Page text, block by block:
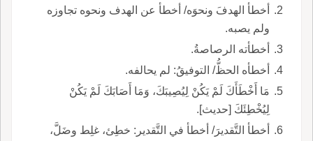
أخطأ الهدفَ ونحوَه/ أخطأ عن الهدف ونحوه تجاوزه
ولم يصبه.
أخطأته الرصاصةُ.
أخطأه الحظُّ/ التوفيقُ: لم يحالفه.
مَا أَخْطَأَكَ لَمْ يَكُنْ لِيُصِيبَكَ، وَمَا أَصَابَكَ لَمْ يَكُنْ
لِيُخْطِئَكَ [حديث].
أخطأ التَّقديرَ/ أخطأ في التَّقدير: خطِئ، غلِط وضَلَّ،